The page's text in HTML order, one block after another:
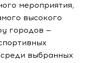
мероприятия,
высокого
городов —
выбранных